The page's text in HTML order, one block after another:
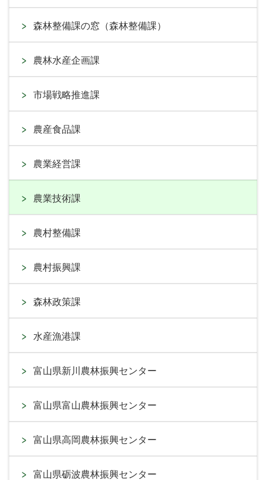
森林整備課の窓（森林整備課）
農林水産企画課
市場戦略推進課
農産食品課
農業経営課
農業技術課
農村整備課
農村振興課
森林政策課
水産漁港課
富山県新川農林振興センター
富山県富山農林振興センター
富山県高岡農林振興センター
富山県砺波農林振興センター